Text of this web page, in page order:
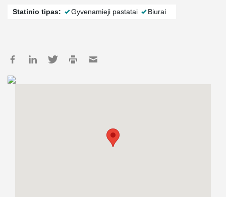
Statinio tipas: Gyvenamieji pastatai Biurai